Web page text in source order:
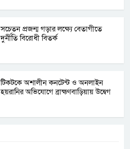
সচেতন প্রজন্ম গড়ার লক্ষ্যে বেতাগীতে
দুর্নীতি বিরোধী বিতর্ক
টিকটকে অশালীন কনটেন্ট ও অনলাইন
হয়রানির অভিযোগে ব্রাহ্মণবাড়িয়ায় উদ্বেগ